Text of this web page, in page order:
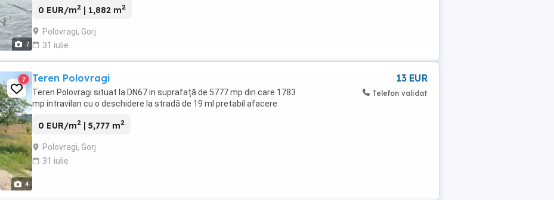
7
0 EUR/m2 | 1,882 m2
Polovragi, Gorj
31 iulie
4
7 Teren Polovragi
Teren Polovragi situat la DN67 in suprafață de 5777 mp din care 1783
mp intravilan cu o deschidere la stradă de 19 ml pretabil afacere
0 EUR/m2 | 5,777 m2
Polovragi, Gorj
31 iulie
13 EUR
Telefon validat